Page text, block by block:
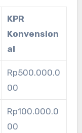
KPR
Konvension
al
Rp500.000.0
00
Rp100.000.0
00